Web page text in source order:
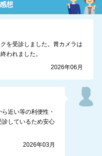
想
を受診しました。胃カメラは
われました。
2026年06月
近い等の利便性・
しているため安心
2026年03月